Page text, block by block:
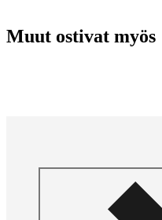
Muut ostivat myös